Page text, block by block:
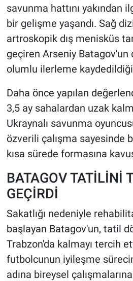
savunma hattını yakından
bir gelişme yaşandı. Sağ
artroskopik dış menisküs
geçiren Arseniy Batagov'un
olumlu ilerleme
Daha önce yapılan
3,5 ay sahalardan uzak
Ukraynalı savunma
özverili çalışma sayesinde
kısa sürede formasına
BATAGOV TATİLİNİ
GEÇİRDİ
Sakatlığı nedeniyle
başlayan Batagov'un, tatil
Trabzon'da kalmayı tercih
futbolcunun iyileşme
adına bireysel
SPOR
MAGAZİN
Bilim, Teknoloji